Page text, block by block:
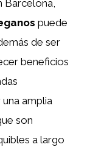
Barcelona,
puede
de ser
beneficios
amplia
son
a largo